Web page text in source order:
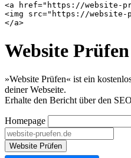
<a href="https://website-
<img src="https://website-
Website Prüfen
»Website Prüfen« ist ein
deiner Webseite.
Erhalte den Bericht über den
Homepage
Website Prüfen